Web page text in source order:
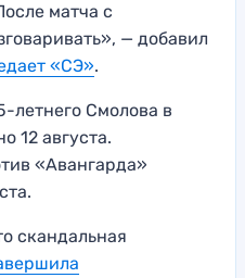
матча с
— добавил
«СЭ».
летнего Смолова в
12 августа.
«Авангарда»
скандальная